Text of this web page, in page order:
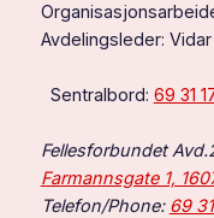
Avdelingsleder:
Sentralbord: 69 31
Fellesforbundet
Farmannsgate 1,
Telefon/Phone: 69